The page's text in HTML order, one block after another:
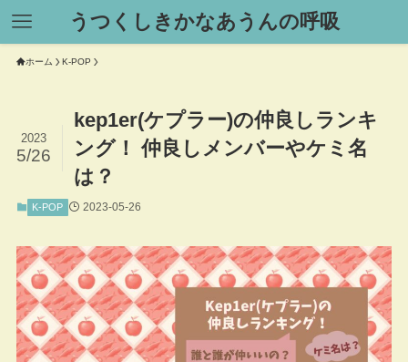
うつくしきかなあうんの呼吸
ホーム K-POP
kep1er(ケプラー)の仲良しランキ
ング！ 仲良しメンバーやケミ名
は？
2023
5/26
K-POP 2023-05-26